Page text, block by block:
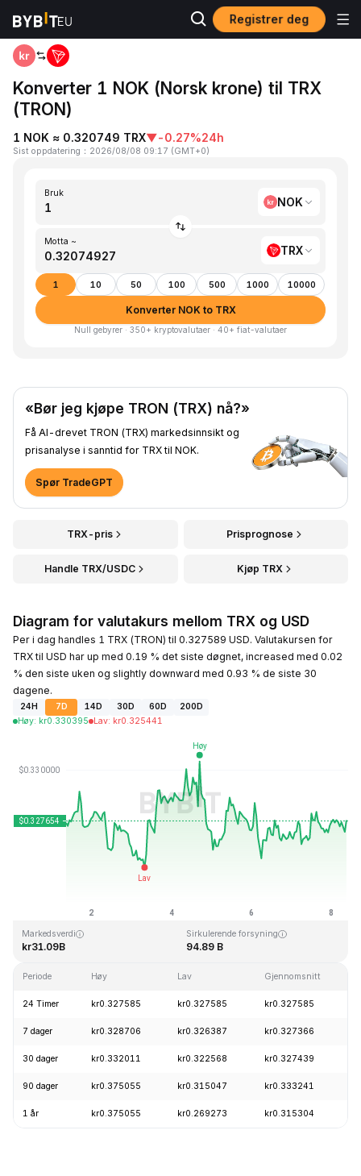
Registrer deg
Hjem NOK to TRX
Konverter 1 NOK (Norsk krone) til TRX
(TRON)
1 NOK ≈ 0.320749 TRX▼-0.27%24h
Sist oppdatering ： 2026/08/08 09:17 (GMT+0)
Bruk
NOK
Motta ~
TRX
1 10 50 100 500 1000 10000
Konverter NOK to TRX
Null gebyrer · 350+ kryptovalutaer · 40+ fiat-valutaer
«Bør jeg kjøpe TRON (TRX) nå?»
Få AI-drevet TRON (TRX) markedsinnsikt og
prisanalyse i sanntid for TRX til NOK.
Spør TradeGPT
TRX-pris Prisprognose
Handle TRX/USDC Kjøp TRX
Diagram for valutakurs mellom TRX og USD
Per i dag handles 1 TRX (TRON) til 0.327589 USD. Valutakursen for
TRX til USD har up med 0.19 % det siste døgnet, increased med 0.02
% den siste uken og slightly downward med 0.93 % de siste 30
dagene.
24H 7D 14D 30D 60D
200D
Høy: kr0.330395 Lav: kr0.325441
Sist oppdatert: 2026-08-08, 09:17 GMT+0
Markedsverdi
kr31.09B
Sirkulerende forsyning
94.89 B
Periode Høy Lav Gjennomsnitt
24 Timer kr0.327585 kr0.327585 kr0.327585
7 dager kr0.328706 kr0.326387 kr0.327366
30 dager kr0.332011 kr0.322568 kr0.327439
90 dager kr0.375055 kr0.315047 kr0.333241
1 år kr0.375055 kr0.269273 kr0.315304